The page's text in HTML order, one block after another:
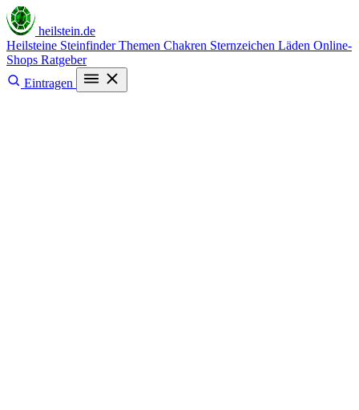
heilstein.de
Heilsteine SteinfinderThemen Chakren Sternzeichen Läden Online-
Shops Ratgeber
Eintragen